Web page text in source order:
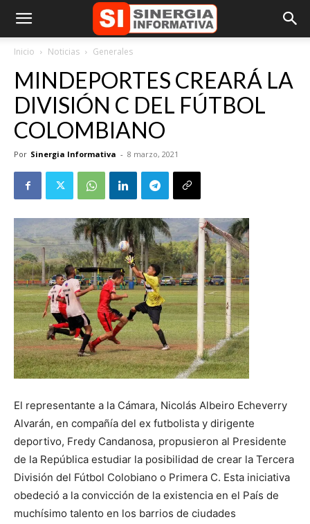
Inicio Noticias Generales
MINDEPORTES CREARÁ LA
DIVISIÓN C DEL FÚTBOL
COLOMBIANO
Por Sinergia Informativa - 8 marzo, 2021
El representante a la Cámara, Nicolás Albeiro Echeverry
Alvarán, en compañía del ex futbolista y dirigente
deportivo, Fredy Candanosa, propusieron al Presidente
de la República estudiar la posibilidad de crear la Tercera
División del Fútbol Colobiano o Primera C. Esta iniciativa
obedeció a la convicción de la existencia en el País de
muchísimo talento en los barrios de ciudades